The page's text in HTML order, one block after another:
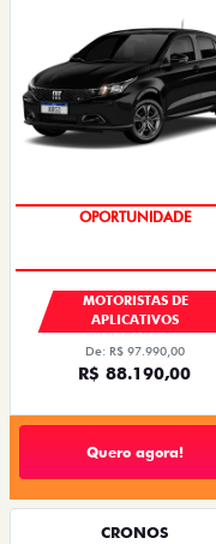
OPORTUNIDADE
MOTORISTAS DE
APLICATIVOS
De: R$ 97.990,00
R$ 88.190,00
Quero agora!
CRONOS